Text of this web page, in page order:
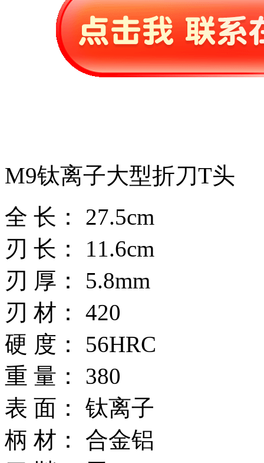
M9钛离子大型折刀T头
全 长： 27.5cm
刃 长： 11.6cm
刃 厚： 5.8mm
刃 材： 420
硬 度： 56HRC
重 量： 380
表 面： 钛离子
柄 材： 合金铝